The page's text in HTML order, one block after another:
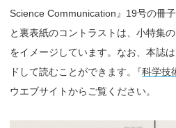
Science Communication』19号の冊
と裏表紙のコントラストは、小特集
をイメージしています。なお、本誌
ドして読むことができます。 『科学技
ウエブサイトからご覧ください。